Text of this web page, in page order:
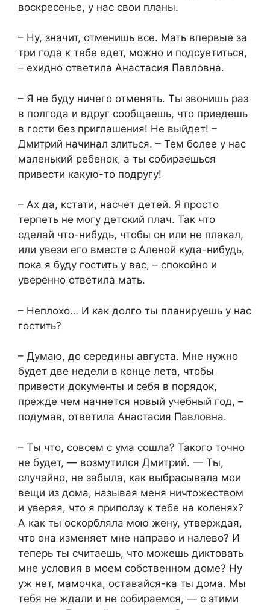
воскресенье, у нас свои планы.
– Ну, значит, отменишь все. Мать впервые за
три года к тебе едет, можно и подсуетиться,
– ехидно ответила Анастасия Павловна.
– Я не буду ничего отменять. Ты звонишь раз
в полгода и вдруг сообщаешь, что приедешь
в гости без приглашения! Не выйдет! –
Дмитрий начинал злиться. – Тем более у нас
маленький ребенок, а ты собираешься
привести какую-то подругу!
– Ах да, кстати, насчет детей. Я просто
терпеть не могу детский плач. Так что
сделай что-нибудь, чтобы он или не плакал,
или увези его вместе с Аленой куда-нибудь,
пока я буду гостить у вас, – спокойно и
уверенно ответила мать.
– Неплохо… И как долго ты планируешь у нас
гостить?
– Думаю, до середины августа. Мне нужно
будет две недели в конце лета, чтобы
привести документы и себя в порядок,
прежде чем начнется новый учебный год, –
подумав, ответила Анастасия Павловна.
– Ты что, совсем с ума сошла? Такого точно
не будет, — возмутился Дмитрий. — Ты,
случайно, не забыла, как выбрасывала мои
вещи из дома, называя меня ничтожеством
и уверяя, что я приползу к тебе на коленях?
А как ты оскорбляла мою жену, утверждая,
что она изменяет мне направо и налево? И
теперь ты считаешь, что можешь диктовать
мне условия в моем собственном доме? Ну
уж нет, мамочка, оставайся-ка ты дома. Мы
тебя не ждали и не собираемся, — с этими